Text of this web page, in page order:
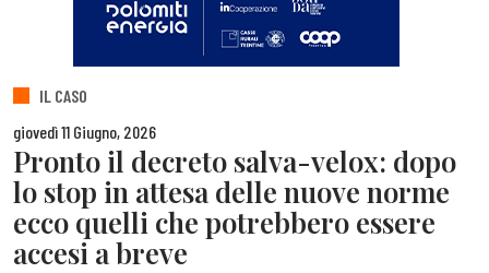
IL CASO
giovedì 11 Giugno, 2026
Pronto il decreto salva-velox: dopo
lo stop in attesa delle nuove norme
ecco quelli che potrebbero essere
accesi a breve